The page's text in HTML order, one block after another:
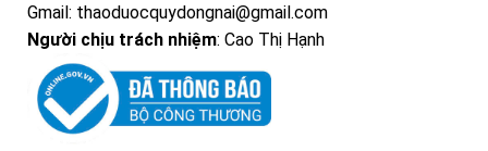
Gmail: thaoduocquydongnai@gmail.com
Người chịu trách nhiệm: Cao Thị Hạnh